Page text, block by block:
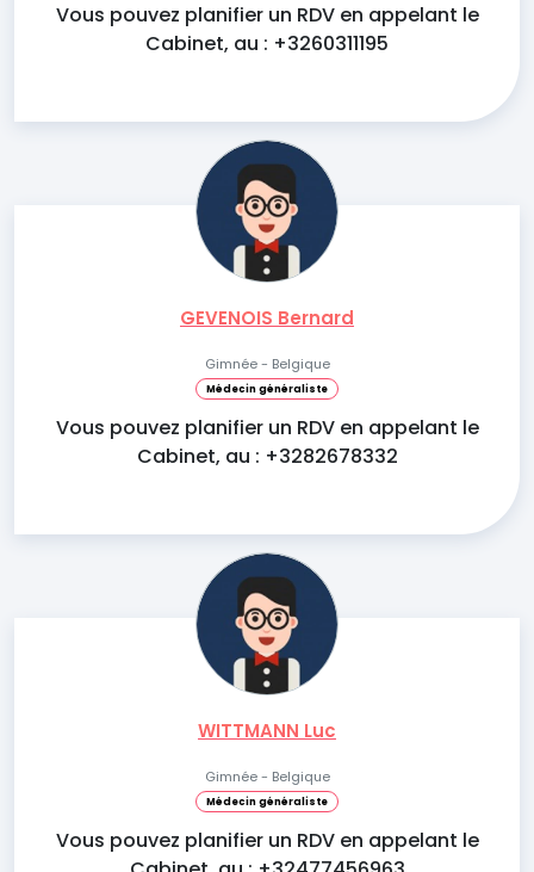
Vous pouvez planifier un RDV en appelant le
Cabinet, au : +3260311195
GEVENOIS Bernard
Gimnée - Belgique
Médecin généraliste
Vous pouvez planifier un RDV en appelant le
Cabinet, au : +3282678332
WITTMANN Luc
Gimnée - Belgique
Médecin généraliste
Vous pouvez planifier un RDV en appelant le